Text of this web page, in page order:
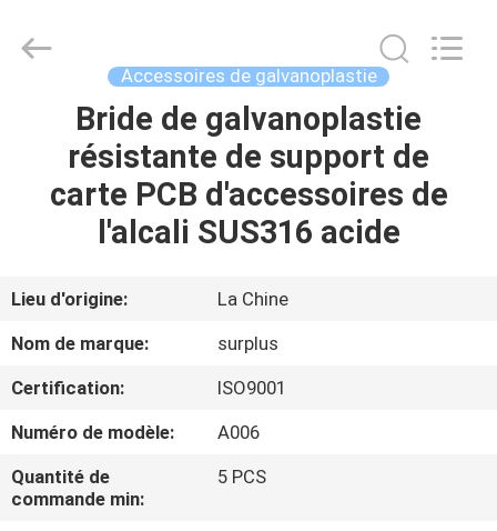
MAISON
À
PROPOS
NOUS
Technology
Limited.
Accessoires de galvanoplastie
Bride de galvanoplastie
résistante de support de
carte PCB d'accessoires de
l'alcali SUS316 acide
Lieu d'origine:
La Chine
Nom de marque:
surplus
Certification:
ISO9001
Numéro de modèle:
A006
Quantité de
commande min:
5 PCS